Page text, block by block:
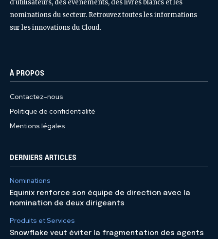
d'utilisateurs, des évènements, des livres blancs et les
nominations du secteur. Retrouvez toutes les informations
sur les innovations du Cloud.
À PROPOS
Contactez-nous
Politique de confidentialité
Mentions légales
DERNIERS ARTICLES
Nominations
Equinix renforce son équipe de direction avec la
nomination de deux dirigeants
Produits et Services
Snowflake veut éviter la fragmentation des agents